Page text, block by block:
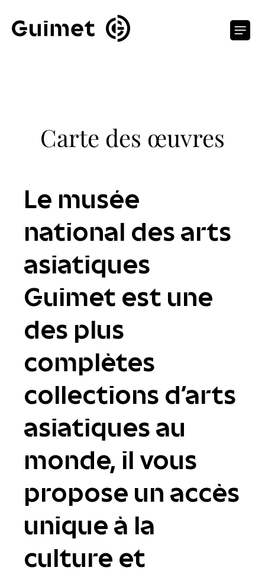
Carte des œuvres
Le musée
national des arts
asiatiques
Guimet est une
des plus
complètes
collections d'arts
asiatiques au
monde, il vous
propose un accès
unique à la
culture et